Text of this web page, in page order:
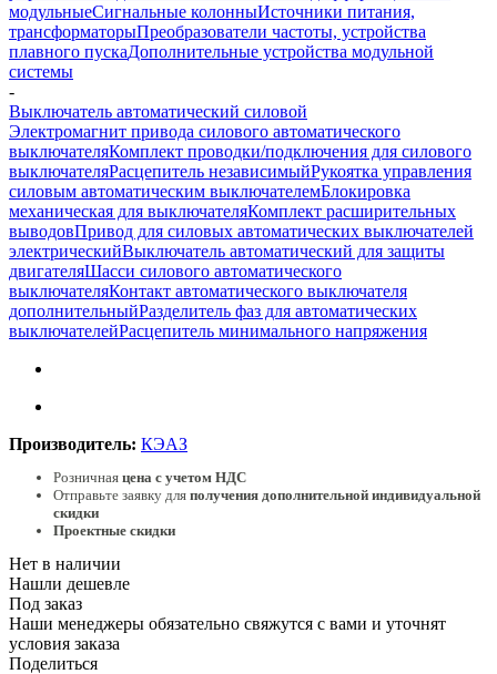
модульныеСигнальные колонныИсточники питания,
трансформаторыПреобразователи частоты, устройства
плавного пускаДополнительные устройства модульной
системы
-
Выключатель автоматический силовой
Электромагнит привода силового автоматического
выключателяКомплект проводки/подключения для силового
выключателяРасцепитель независимыйРукоятка управления
силовым автоматическим выключателемБлокировка
механическая для выключателяКомплект расширительных
выводовПривод для силовых автоматических выключателей
электрическийВыключатель автоматический для защиты
двигателяШасси силового автоматического
выключателяКонтакт автоматического выключателя
дополнительныйРазделитель фаз для автоматических
выключателейРасцепитель минимального напряжения
Производитель: КЭАЗ
Розничная цена с учетом НДС
Отправьте заявку для получения дополнительной индивидуальной
скидки
Проектные скидки
Нет в наличии
Нашли дешевле
Под заказ
Наши менеджеры обязательно свяжутся с вами и уточнят
условия заказа
Поделиться